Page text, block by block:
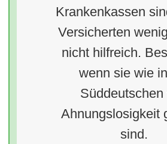
Krankenkassen
Versicherten
nicht hilfreich.
wenn sie wie
Süddeutschen
Ahnungslosigkeit
sind.